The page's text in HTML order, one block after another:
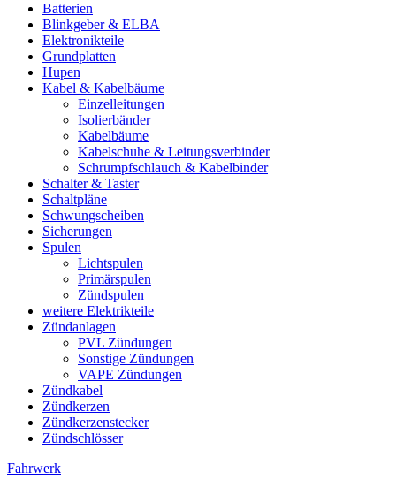
Batterien
Blinkgeber & ELBA
Elektronikteile
Grundplatten
Hupen
Kabel & Kabelbäume
Einzelleitungen
Isolierbänder
Kabelbäume
Kabelschuhe & Leitungsverbinder
Schrumpfschlauch & Kabelbinder
Schalter & Taster
Schaltpläne
Schwungscheiben
Sicherungen
Spulen
Lichtspulen
Primärspulen
Zündspulen
weitere Elektrikteile
Zündanlagen
PVL Zündungen
Sonstige Zündungen
VAPE Zündungen
Zündkabel
Zündkerzen
Zündkerzenstecker
Zündschlösser
Fahrwerk